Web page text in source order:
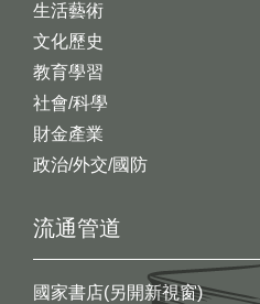
生活藝術
文化歷史
教育學習
社會/科學
財金產業
政治/外交/國防
流通管道
國家書店(另開新視窗)